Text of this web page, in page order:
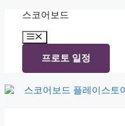
content
스코어보드
Menu
프로토 일정